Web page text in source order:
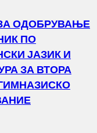
ОДОБРУВАЊЕ
ПО
ЈАЗИК И
ЗА ВТОРА